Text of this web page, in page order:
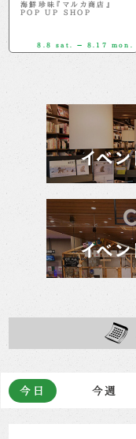
海鮮珍味『マルカ商店』
POP UP SHOP
8.8 sat. － 8.17 mon.
今日 今週